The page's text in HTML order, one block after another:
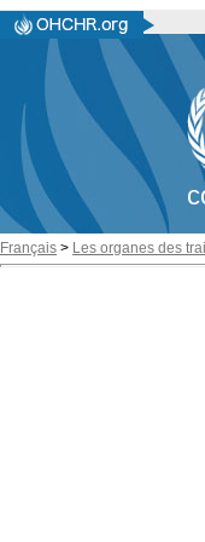
Français > Les organes des